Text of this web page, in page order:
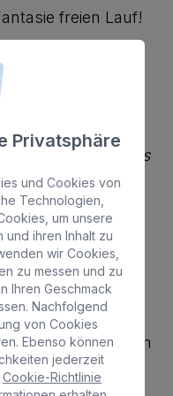
freien Lauf!
Karnevals, und
Menge
Murgas
und
Comparsas
witzigen und
sorgen.
nicht entgehen
de Sebo wird zum
Live-Konzerte,
dafür, dass die
Privatsphäre
und Cookies von
Technologien,
um unsere
ihren Inhalt zu
wir Cookies,
zu messen und zu
Ihren Geschmack
Nachfolgend
von Cookies
Ebenso können
jederzeit
Cookie-Richtlinie